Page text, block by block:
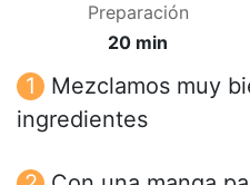
Preparación
20 min
Mezclamos muy
ingredientes